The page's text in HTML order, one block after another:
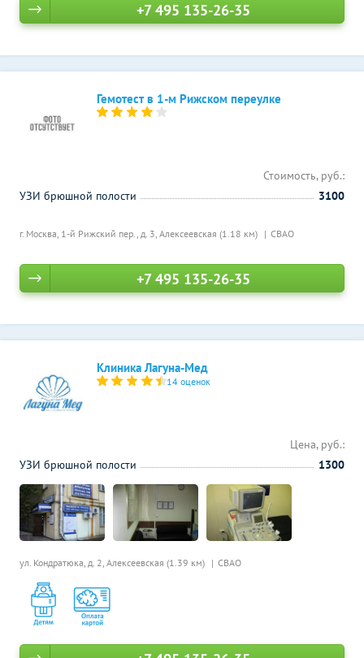
+7 495 135-26-35
Гемотест в 1-м Рижском переулке
г. Москва, 1-й Рижский пер., д. 3, Алексеевская (1.18 км) СВАО
Стоимость, руб.:
УЗИ брюшной полости
3100
+7 495 135-26-35
Клиника Лагуна-Мед
14 оценок
ул. Кондратюка, д. 2, Алексеевская (1.39 км) СВАО
Цена, руб.:
УЗИ брюшной полости
1300